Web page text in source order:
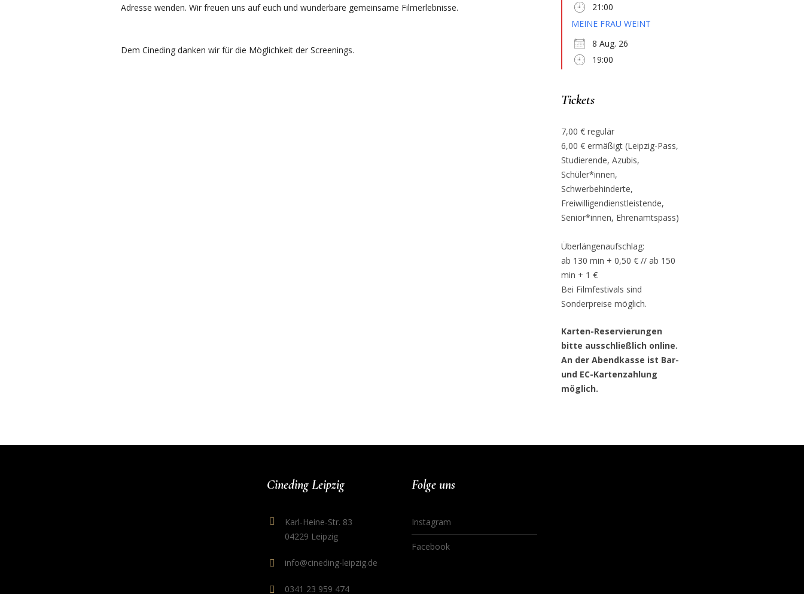
Adresse wenden. Wir freuen uns auf euch und wunderbare gemeinsame Filmerlebnisse.
Dem Cineding danken wir für die Möglichkeit der Screenings.
21:00
MEINE FRAU WEINT
8 Aug. 26
19:00
Tickets
7,00 € regulär
6,00 € ermäßigt (Leipzig-Pass,
Studierende, Azubis,
Schüler*innen,
Schwerbehinderte,
Freiwilligendienstleistende,
Senior*innen, Ehrenamtspass)
Überlängenaufschlag:
ab 130 min + 0,50 € // ab 150
min + 1 €
Bei Filmfestivals sind
Sonderpreise möglich.
Karten-Reservierungen
bitte ausschließlich online.
An der Abendkasse ist Bar-
und EC-Kartenzahlung
möglich.
Cineding Leipzig
Karl-Heine-Str. 83
04229 Leipzig
info@cineding-leipzig.de
0341 23 959 474
Folge uns
Instagram
Facebook